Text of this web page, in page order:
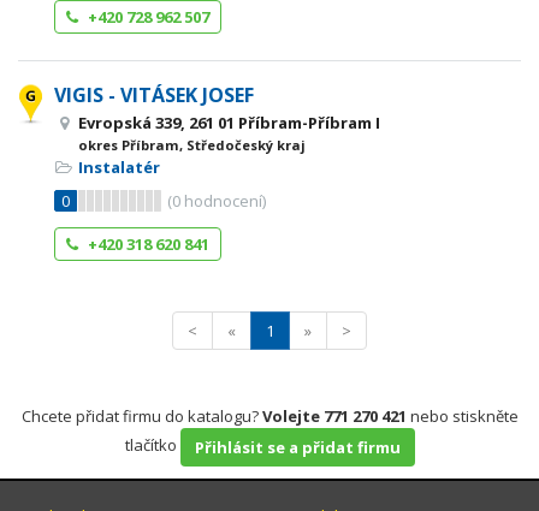
+420 728 962 507
VIGIS - VITÁSEK JOSEF
Evropská 339, 261 01 Příbram-Příbram I
okres Příbram, Středočeský kraj
Instalatér
0
(0 hodnocení)
+420 318 620 841
< « 1 » >
Chcete přidat firmu do katalogu?Volejte 771 270 421 nebo stiskněte
tlačítko
Přihlásit se a přidat firmu